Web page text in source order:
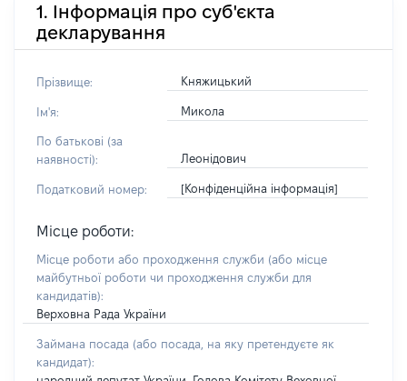
1. Інформація про суб'єкта
декларування
Прізвище: Княжицький
Ім'я: Микола
По батькові (за
наявності):
Леонідович
Податковий номер: [Конфіденційна інформація]
Місце роботи:
Місце роботи або проходження служби (або місце
майбутньої роботи чи проходження служби для
кандидатів):
Верховна Рада України
Займана посада (або посада, на яку претендуєте як
кандидат):